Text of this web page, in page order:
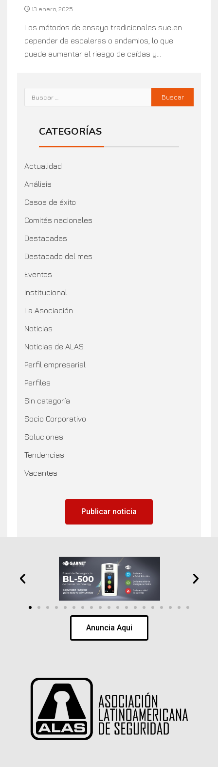
13 enero, 2025
Los métodos de ensayo tradicionales suelen
depender de escaleras o andamios, lo que
puede aumentar el riesgo de caídas y...
CATEGORÍAS
Actualidad
Análisis
Casos de éxito
Comités nacionales
Destacadas
Destacado del mes
Eventos
Institucional
La Asociación
Noticias
Noticias de ALAS
Perfil empresarial
Perfiles
Sin categoría
Socio Corporativo
Soluciones
Tendencias
Vacantes
Publicar noticia
Anuncia Aqui